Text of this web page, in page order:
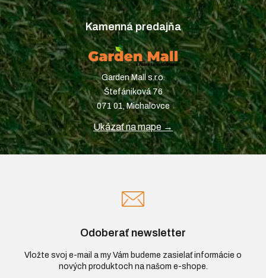
Kamenná predajňa
Garden Mall s.r.o.
Štefániková 76
071 01, Michalovce
Ukázať na mape →
Odoberať newsletter
Vložte svoj e-mail a my Vám budeme zasielať informácie o
nových produktoch na našom e-shope.